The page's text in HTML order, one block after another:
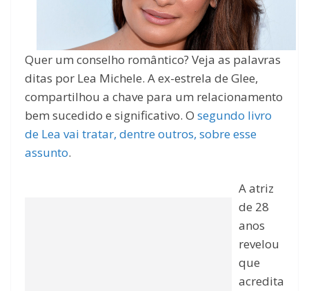
Quer um conselho romântico? Veja as palavras
ditas por Lea Michele. A ex-estrela de Glee,
compartilhou a chave para um relacionamento
bem sucedido e significativo. O segundo livro
de Lea vai tratar, dentre outros, sobre esse
assunto.
A atriz
de 28
anos
revelou
que
acredita